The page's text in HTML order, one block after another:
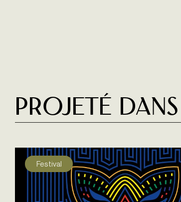
Projeté
Festival